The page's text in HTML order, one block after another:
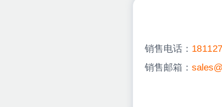
销售电话：
销售邮箱：